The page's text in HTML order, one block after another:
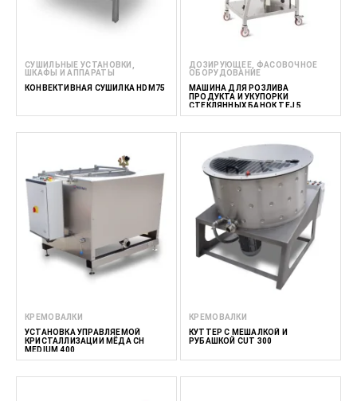
СУШИЛЬНЫЕ УСТАНОВКИ,
ШКАФЫ И АППАРАТЫ
КОНВЕКТИВНАЯ СУШИЛКА HDM75
ДОЗИРУЮЩЕЕ, ФАСОВОЧНОЕ
ОБОРУДОВАНИЕ
МАШИНА ДЛЯ РОЗЛИВА
ПРОДУКТА И УКУПОРКИ
СТЕКЛЯННЫХ БАНОК TEJ 5
КРЕМОВАЛКИ
УСТАНОВКА УПРАВЛЯЕМОЙ
КРИСТАЛЛИЗАЦИИ МЁДА CH
MEDIUM 400
КРЕМОВАЛКИ
КУТТЕР С МЕШАЛКОЙ И
РУБАШКОЙ CUT 300